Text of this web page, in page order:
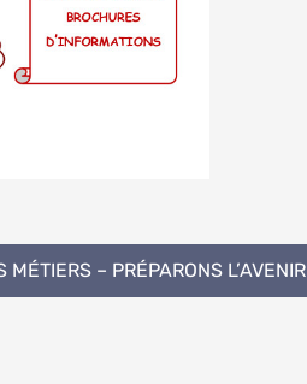
MÉTIERS – PRÉPARONS L’AVENIR